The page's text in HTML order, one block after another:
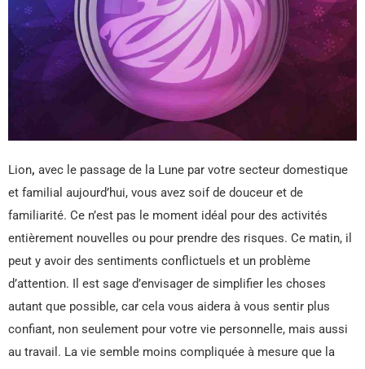
Lion, avec le passage de la Lune par votre secteur domestique
et familial aujourd’hui, vous avez soif de douceur et de
familiarité. Ce n’est pas le moment idéal pour des activités
entièrement nouvelles ou pour prendre des risques. Ce matin, il
peut y avoir des sentiments conflictuels et un problème
d’attention. Il est sage d’envisager de simplifier les choses
autant que possible, car cela vous aidera à vous sentir plus
confiant, non seulement pour votre vie personnelle, mais aussi
au travail. La vie semble moins compliquée à mesure que la